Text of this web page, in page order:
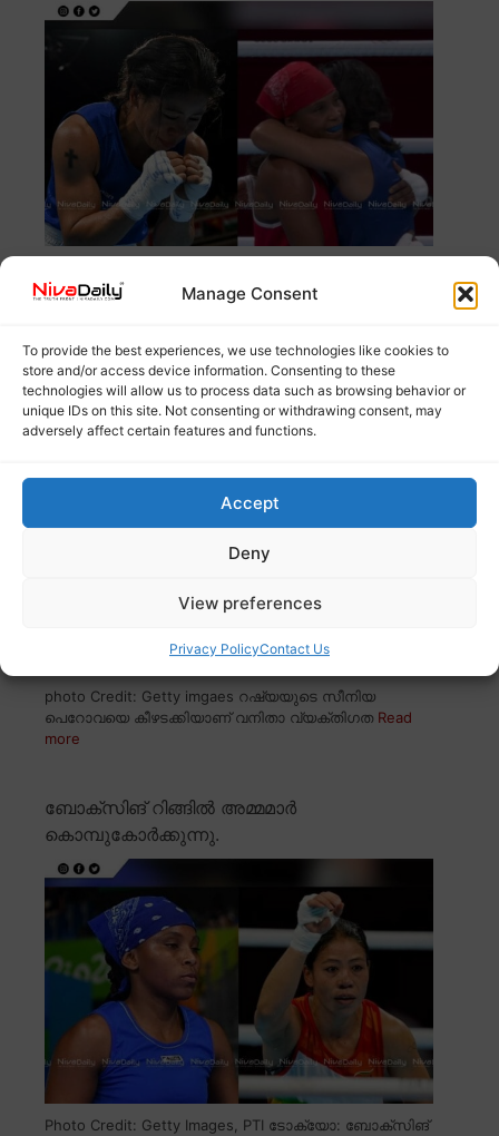
Manage Consent
To provide the best experiences, we use technologies like cookies to
store and/or access device information. Consenting to these
technologies will allow us to process data such as browsing behavior or
unique IDs on this site. Not consenting or withdrawing consent, may
adversely affect certain features and functions.
Accept
Deny
View preferences
Privacy PolicyContact Us
ഒളിമ്പിക്സ് വനിതാ ബോക്സിംഗ് വിഭാഗത്തിൽ
ഇന്ത്യയുടെ ദീപിക കുമാരി അമ്പെയ്ത്തില്
ക്വാര്ട്ടര് ഫൈനലില്.
photo Credit: Getty imgaes റഷ്യയുടെ സീനിയ
പെറോവയെ കീഴടക്കിയാണ് വനിതാ വ്യക്തിഗത Read
more
ബോക്സിങ് റിങ്ങിൽ അമ്മമാർ
കൊമ്പുകോർക്കുന്നു.
Photo Credit: Getty Images, PTI ടോക്യോ: ബോക്സിങ്